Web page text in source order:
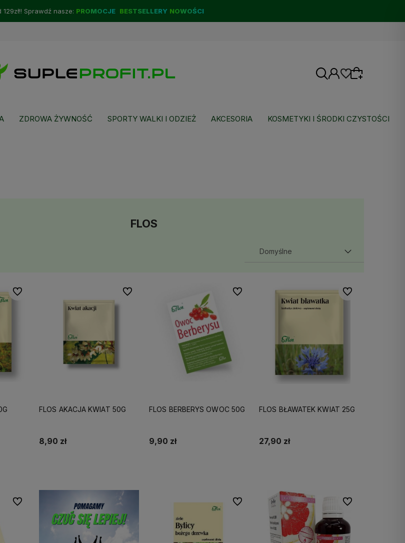
Sprawdź nasze: PROMOCJE BESTSELLERY NOWOŚCI
ZDROWA ŻYWNOŚĆ SPORTY WALKI I ODZIEŻ AKCESORIA KOSMETYKI I ŚRODKI CZYSTOŚCI
liczyć na ekspresową dostawę!
FLOS
Do ulubionych
FLOS AKACJA KWIAT 50G
8,90 zł
Do ulubionych
FLOS BERBERYS OWOC 50G
9,90 zł
Do ulubionych
FLOS BŁAWATEK KWIAT 25G
27,90 zł
Do ulubionych
Do ulubionych Do ulubionych Do ulubionych